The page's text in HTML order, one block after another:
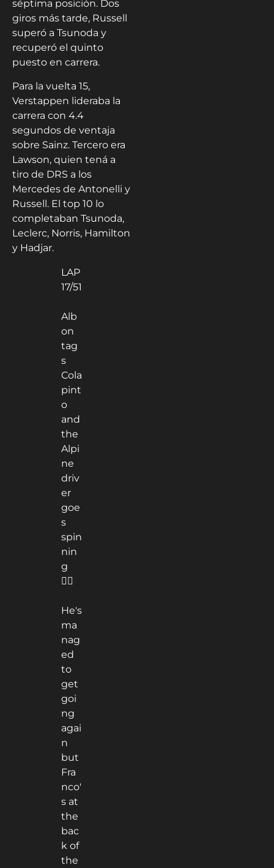
séptima posición. Dos
giros más tarde, Russell
superó a Tsunoda y
recuperó el quinto
puesto en carrera.
Para la vuelta 15,
Verstappen lideraba la
carrera con 4.4
segundos de ventaja
sobre Sainz. Tercero era
Lawson, quien tená a
tiro de DRS a los
Mercedes de Antonelli y
Russell. El top 10 lo
completaban Tsunoda,
Leclerc, Norris, Hamilton
y Hadjar.
LAP
17/51
Alb
on
tag
s
Cola
pint
o
and
the
Alpi
ne
driv
er
goe
s
spin
nin
g
😵‍💫
He's
ma
nag
ed
to
get
goi
ng
agai
n
but
Fra
nco'
s at
the
bac
k of
the